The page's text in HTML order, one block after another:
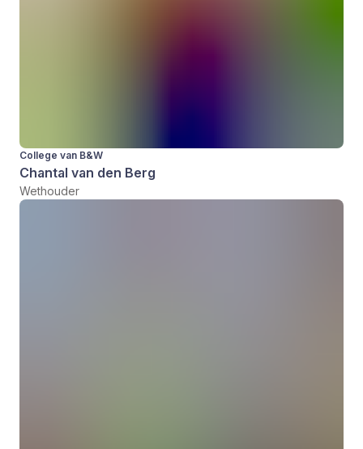
College van B&W
Chantal van den Berg
Wethouder